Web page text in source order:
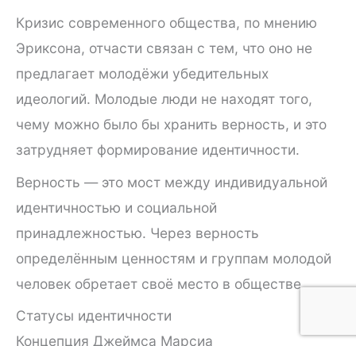
Кризис современного общества, по мнению
Эриксона, отчасти связан с тем, что оно не
предлагает молодёжи убедительных
идеологий. Молодые люди не находят того,
чему можно было бы хранить верность, и это
затрудняет формирование идентичности.
Верность — это мост между индивидуальной
идентичностью и социальной
принадлежностью. Через верность
определённым ценностям и группам молодой
человек обретает своё место в обществе.
Статусы идентичности
Концепция Джеймса Марсиа